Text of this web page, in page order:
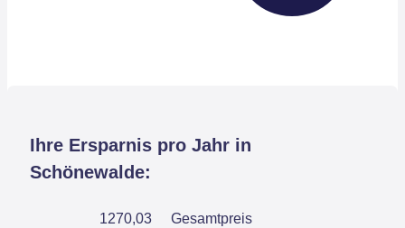
Ihre Ersparnis pro Jahr in
Schönewalde:
1270,03
Gesamtpreis